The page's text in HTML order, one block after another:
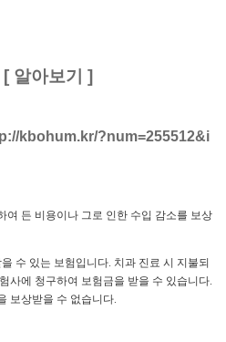
알아보기 ]
kbohum.kr/?num=255512&i
여 든 비용이나 그로 인한 수입 감소를 보상
수 있는 보험입니다. 치과 진료 시 지불되
사에 청구하여 보험금을 받을 수 있습니다.
보상받을 수 없습니다.